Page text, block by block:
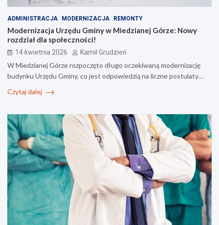
ADMINISTRACJA MODERNIZACJA REMONTY
Modernizacja Urzędu Gminy w Miedzianej Górze: Nowy
rozdział dla społeczności!
14 kwietnia 2026 Kamil Grudzień
W Miedzianej Górze rozpoczęto długo oczekiwaną modernizację
budynku Urzędu Gminy, co jest odpowiedzią na liczne postulaty…
Czytaj dalej